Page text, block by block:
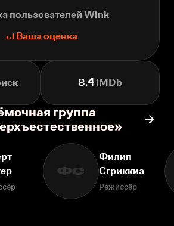
пользователей Wink
Ваша оценка
8.4 IMDb
группа
ФС
Филип
Сгриккиа
Режиссёр